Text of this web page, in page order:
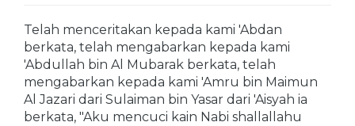
Telah menceritakan kepada kami 'Abdan
berkata, telah mengabarkan kepada kami
'Abdullah bin Al Mubarak berkata, telah
mengabarkan kepada kami 'Amru bin Maimun
Al Jazari dari Sulaiman bin Yasar dari 'Aisyah ia
berkata, "Aku mencuci kain Nabi shallallahu